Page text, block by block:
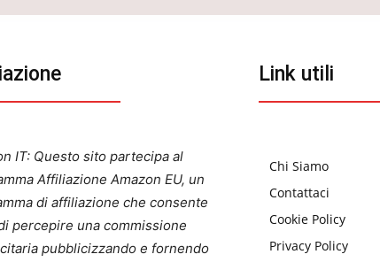
IT: Questo sito partecipa al
Affiliazione Amazon EU, un
di affiliazione che consente
percepire una commissione
pubblicizzando e fornendo
Link utili
Chi Siamo
Contattaci
Cookie Policy
Privacy Policy